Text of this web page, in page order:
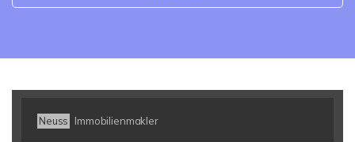
Neuss Immobilienmakler